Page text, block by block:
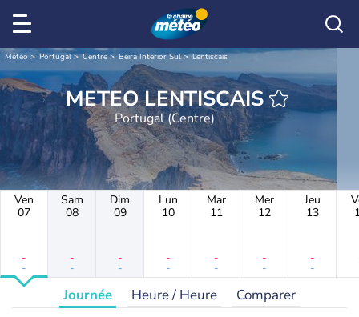
Météo Portugal Centre Beira Interior Sul Lentiscais
METEO LENTISCAIS
Portugal (Centre)
Ven
07
-
-
Sam
08
-
-
Dim
09
-
-
Lun
10
-
-
Mar
11
-
-
Mer
12
-
-
Jeu
13
-
-
Journée Heure / Heure Comparer